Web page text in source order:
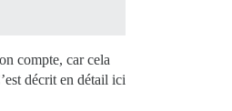
compte, car cela
décrit en détail ici